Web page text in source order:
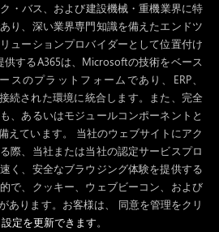
・バス、および建設機械・重機業界に特
り、深い業界専門知識を備えたエンドツ
ューションプロバイダーとして位置付け
供するA365は、Microsoftの技術をベース
スのプラットフォームであり、ERP、
続された環境に統合します。また、完全
、あるいはモジュールコンポーネントと
えています。 当社のウェブサイトにアク
際、当社または当社の認定サービスプロ
く、安全なブラウジング体験を提供する
で、クッキー、ウェブビーコン、および
あります。お客様は、 同意を管理をクリ
定を更新できます。